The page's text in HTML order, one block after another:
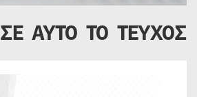
ΣΕ ΑΥΤΟ ΤΟ ΤΕΥΧΟΣ